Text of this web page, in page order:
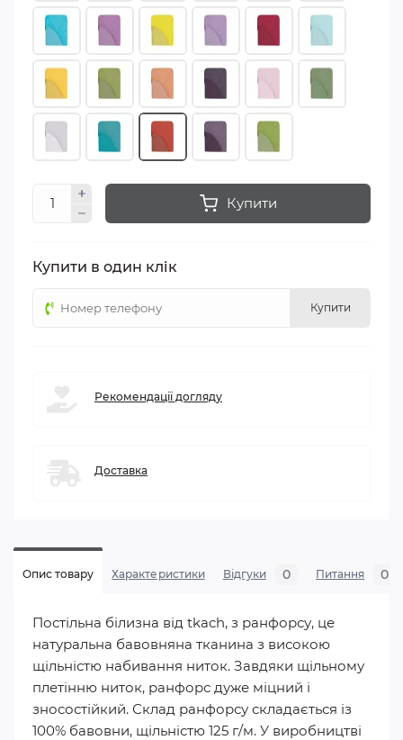
Купити
Купити в один клік
Купити
Рекомендації догляду
Доставка
Опис товару Характеристики Відгуки 0 Питання 0
Постільна білизна від tkach, з ранфорсу, це
натуральна бавовняна тканина з високою
щільністю набивання ниток. Завдяки щільному
плетінню ниток, ранфорс дуже міцний і
зносостійкий. Склад ранфорсу складається із
100% бавовни, щільністю 125 г/м. У виробництві